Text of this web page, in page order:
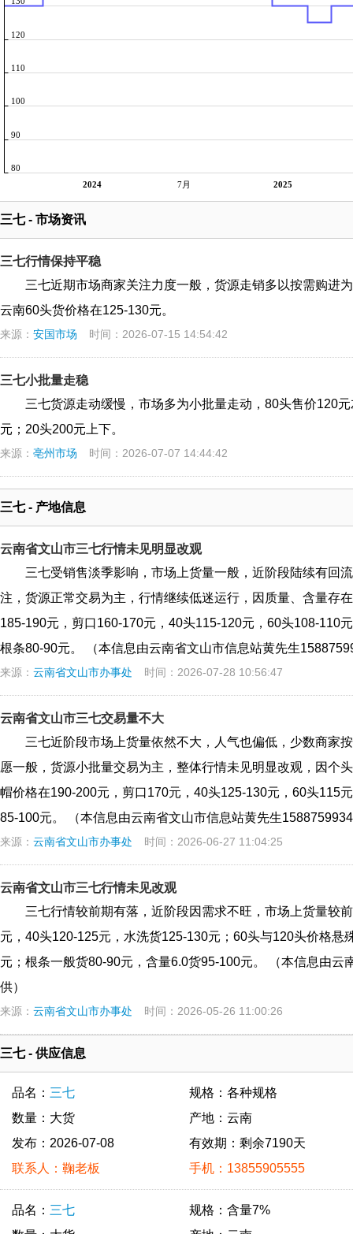
2024 7月 2025
80
90
100
110
120
三七 - 市场资讯
三七行情保持平稳
三七近期市场商家关注力度一般，货源走销多以按需购进
云南60头货价格在125-130元。
来源： 安国市场 时间：2026-07-15 14:54:42
三七小批量走稳
三七货源走动缓慢，市场多为小批量走动，80头售价120
元；20头200元上下。
来源： 亳州市场 时间：2026-07-07 14:44:42
三七 - 产地信息
云南省文山市三七行情未见明显改观
三七受销售淡季影响，市场上货量一般，近阶段陆续有回
注，货源正常交易为主，行情继续低迷运行，因质量、含量存
185-190元，剪口160-170元，40头115-120元，60头108-110
根条80-90元。 （本信息由云南省文山市信息站黄先生
来源： 云南省文山市办事处 时间：2026-07-28 10:56:47
云南省文山市三七交易量不大
三七近阶段市场上货量依然不大，人气也偏低，少数商家
愿一般，货源小批量交易为主，整体行情未见明显改观，因个
帽价格在190-200元，剪口170元，40头125-130元，60头115
85-100元。 （本信息由云南省文山市信息站黄先生
来源： 云南省文山市办事处 时间：2026-06-27 11:04:25
云南省文山市三七行情未见改观
三七行情较前期有落，近阶段因需求不旺，市场上货量较
元，40头120-125元，水洗货125-130元；60头与120头价格悬
元；根条一般货80-90元，含量6.0货95-100元。 （本信息由云
供）
来源： 云南省文山市办事处 时间：2026-05-26 11:00:26
三七 - 供应信息
品名： 三七
数量：大货
发布：2026-07-08
联系人：鞠老板
规格：各种规格
产地：云南
有效期：剩余7190天
手机：13855905555
品名： 三七
规格：含量7%